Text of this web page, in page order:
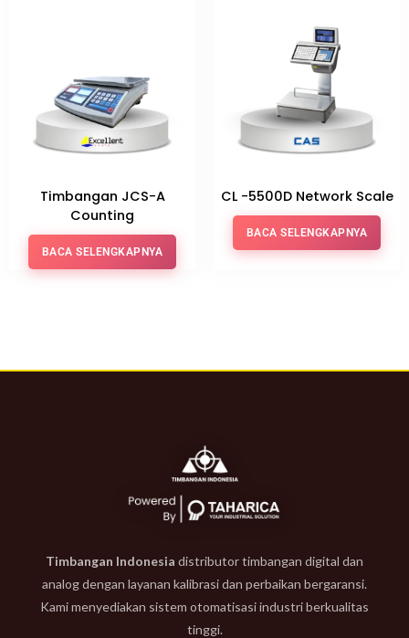
Timbangan JCS-A
Counting
BACA SELENGKAPNYA
CL -5500D Network Scale
BACA SELENGKAPNYA
Timbangan Indonesia distributor timbangan digital dan
analog dengan layanan kalibrasi dan perbaikan bergaransi.
Kami menyediakan sistem otomatisasi industri berkualitas
tinggi.